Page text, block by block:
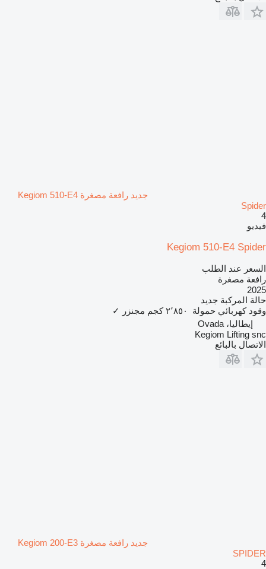
جديد رافعة مصغرة Kegiom 510-E4
Spider
4
فيديو
Kegiom 510-E4 Spider
السعر عند الطلب
رافعة مصغرة
2025
حالة المركبة جديد
وقود كهربائي حمولة ٢٬٨٥٠ كجم مجنزر
✓
إيطاليا، Ovada
Kegiom Lifting snc
الاتصال بالبائع
جديد رافعة مصغرة Kegiom 200-E3
SPIDER
4